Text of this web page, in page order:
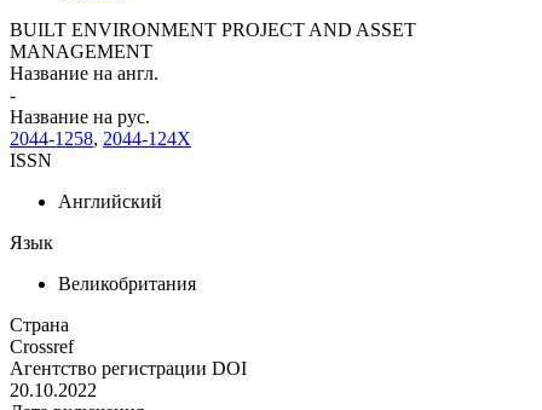
BUILT ENVIRONMENT PROJECT AND ASSET
MANAGEMENT
Название на англ.
-
Название на рус.
2044-1258, 2044-124X
ISSN
Английский
Язык
Великобритания
Страна
Crossref
Агентство регистрации DOI
20.10.2022